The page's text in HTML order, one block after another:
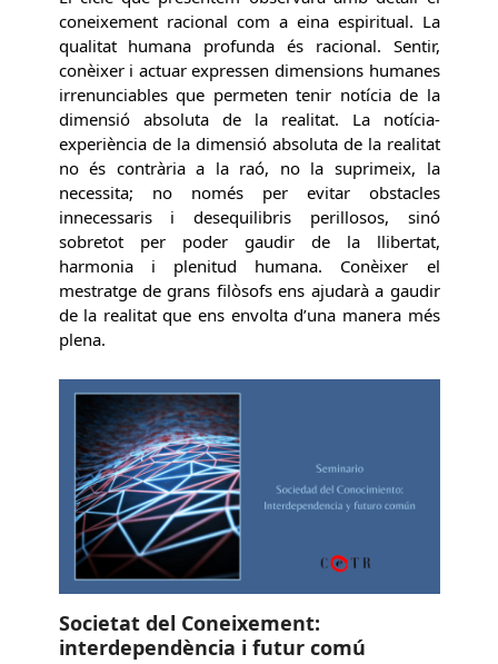
coneixement racional com a eina espiritual. La
qualitat humana profunda és racional. Sentir,
conèixer i actuar expressen dimensions humanes
irrenunciables que permeten tenir notícia de la
dimensió absoluta de la realitat. La notícia-
experiència de la dimensió absoluta de la realitat
no és contrària a la raó, no la suprimeix, la
necessita; no només per evitar obstacles
innecessaris i desequilibris perillosos, sinó
sobretot per poder gaudir de la llibertat,
harmonia i plenitud humana. Conèixer el
mestratge de grans filòsofs ens ajudarà a gaudir
de la realitat que ens envolta d’una manera més
plena.
Societat del Coneixement:
interdependència i futur comú